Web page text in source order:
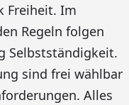
Freiheit. Im
Regeln folgen
Selbstständigkeit.
sind frei wählbar
Alles